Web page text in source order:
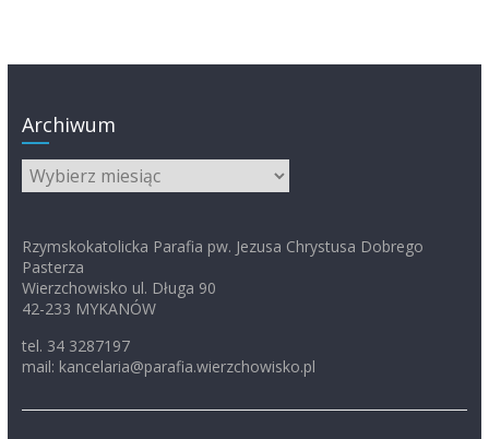
Archiwum
Archiwum
Rzymskokatolicka Parafia pw. Jezusa Chrystusa Dobrego
Pasterza
Wierzchowisko ul. Długa 90
42-233 MYKANÓW
tel. 34 3287197
mail: kancelaria@parafia.wierzchowisko.pl